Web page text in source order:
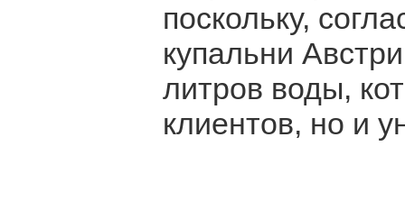
поскольку,
купальни
литров воды,
клиентов, но и